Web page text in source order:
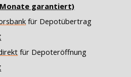
Monate garantiert)
für Depotübertrag
für Depoteröffnung